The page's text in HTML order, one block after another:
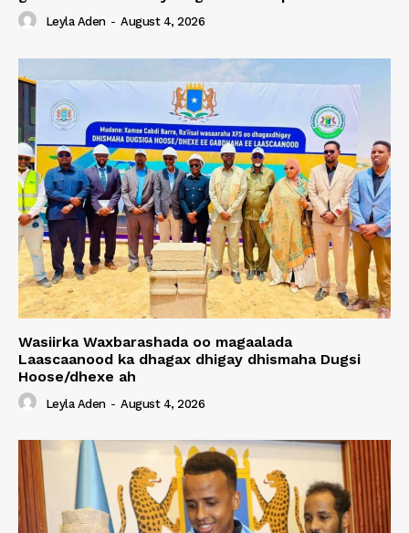
Leyla Aden - August 4, 2026
Wasiirka Waxbarashada oo magaalada
Laascaanood ka dhagax dhigay dhismaha Dugsi
Hoose/dhexe ah
Leyla Aden - August 4, 2026